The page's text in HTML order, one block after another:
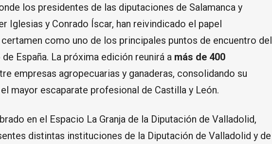
los presidentes de las diputaciones de Salamanca y
Iglesias y Conrado Íscar, han reivindicado el papel
como uno de los principales puntos de encuentro del
España. La próxima edición reunirá a más de 400
empresas agropecuarias y ganaderas, consolidando su
mayor escaparate profesional de Castilla y León.
en el Espacio La Granja de la Diputación de Valladolid,
distintas instituciones de la Diputación de Valladolid y de